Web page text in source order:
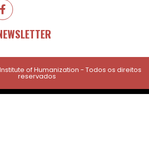
of Humanization - Todos os direitos
reservados